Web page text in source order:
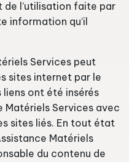
l’utilisation faite par
information qu’il
Services peut
sites internet par le
liens ont été insérés
Matériels Services avec
sites liés. En tout état
Matériels
du contenu de